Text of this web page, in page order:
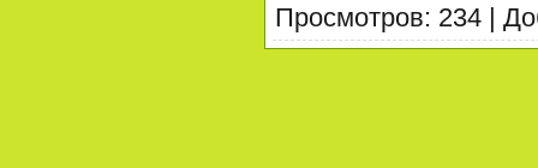
Просмотров: 234 |